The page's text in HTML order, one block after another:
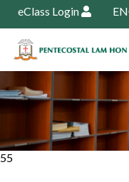
eClass Login
55